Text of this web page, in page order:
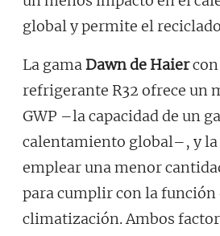
global y permite el
La gama Dawn de Haiercon
refrigerante R32 ofrece un
GWP –la capacidad de un
calentamiento global–, y la
emplear una menor
para cumplir con la función
climatización. Ambos